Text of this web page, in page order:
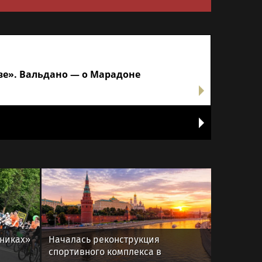
Вальдано — о Марадоне
Началась реконструкция
спортивного комплекса в